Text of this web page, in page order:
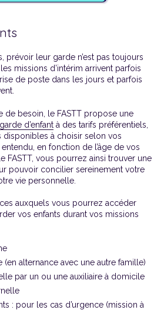
prévoir leur garde n’est pas toujours
missions d’intérim arrivent parfois
de poste dans les jours et parfois
de besoin, le FASTT propose une
d’enfant à des tarifs préférentiels,
disponibles à choisir selon vos
en fonction de l’âge de vos
FASTT, vous pourrez ainsi trouver une
pouvoir concilier sereinement votre
vie personnelle.
auxquels vous pourrez accéder
vos enfants durant vos missions
(en alternance avec une autre famille)
par un ou une auxiliaire à domicile
: pour les cas d’urgence (mission à